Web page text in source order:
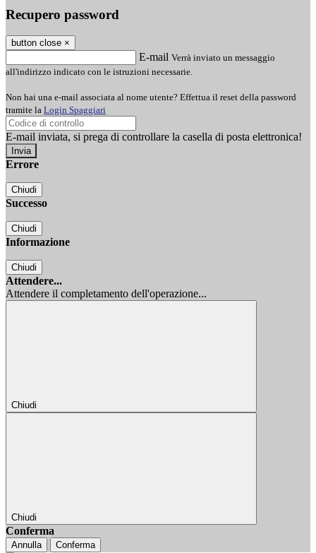
Recupero password
button close ×
E-mail Verrà inviato un messaggio
all'indirizzo indicato con le istruzioni necessarie.
Non hai una e-mail associata al nome utente? Effettua il reset della password
tramite la Login Spaggiari
E-mail inviata, si prega di controllare la casella di posta elettronica!
Errore
Chiudi
Successo
Chiudi
Informazione
Chiudi
Attendere...
Attendere il completamento dell'operazione...
Chiudi
Chiudi
Conferma
Annulla Conferma